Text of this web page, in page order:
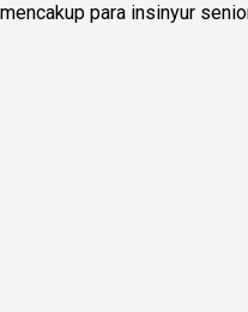
mencakup para insinyur